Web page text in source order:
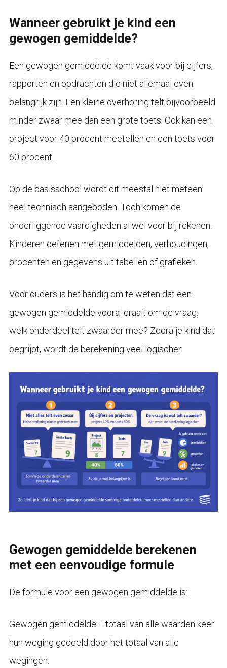
Wanneer gebruikt je kind een
gewogen gemiddelde?
Een gewogen gemiddelde komt vaak voor bij cijfers,
rapporten en opdrachten die niet allemaal even
belangrijk zijn. Een kleine overhoring telt bijvoorbeeld
minder zwaar mee dan een grote toets. Ook kan een
project voor 40 procent meetellen en een toets voor
60 procent.
Op de basisschool wordt dit meestal niet meteen
heel technisch aangeboden. Toch komen de
onderliggende vaardigheden al wel voor bij rekenen.
Kinderen oefenen met gemiddelden, verhoudingen,
procenten en gegevens uit tabellen of grafieken.
Voor ouders is het handig om te weten dat een
gewogen gemiddelde vooral draait om de vraag:
welk onderdeel telt zwaarder mee? Zodra je kind dat
begrijpt, wordt de berekening veel logischer.
Gewogen gemiddelde berekenen
met een eenvoudige formule
De formule voor een gewogen gemiddelde is:
Gewogen gemiddelde = totaal van alle waarden keer
hun weging gedeeld door het totaal van alle
wegingen.